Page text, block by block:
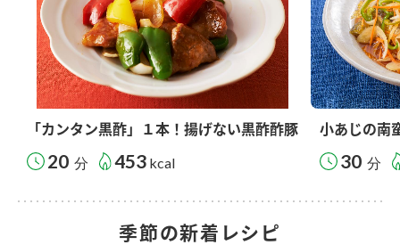
「カンタン黒酢」１本！揚げない黒酢酢豚
20 分 453 kcal
小あじの南
30 分
季節の新着レシピ